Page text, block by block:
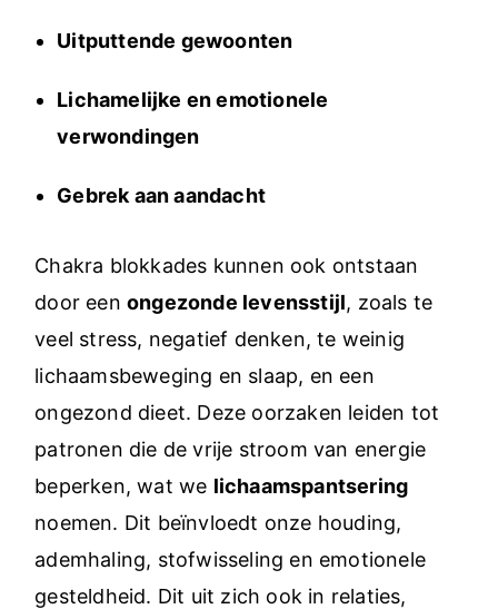
Uitputtende gewoonten
Lichamelijke en emotionele
verwondingen
Gebrek aan aandacht
Chakra blokkades kunnen ook ontstaan
door eenongezonde levensstijl, zoals te
veel stress, negatief denken, te weinig
lichaamsbeweging en slaap, en een
ongezond dieet. Deze oorzaken leiden tot
patronen die de vrije stroom van energie
beperken, wat we lichaamspantsering
noemen. Dit beïnvloedt onze houding,
ademhaling, stofwisseling en emotionele
gesteldheid. Dit uit zich ook in relaties,